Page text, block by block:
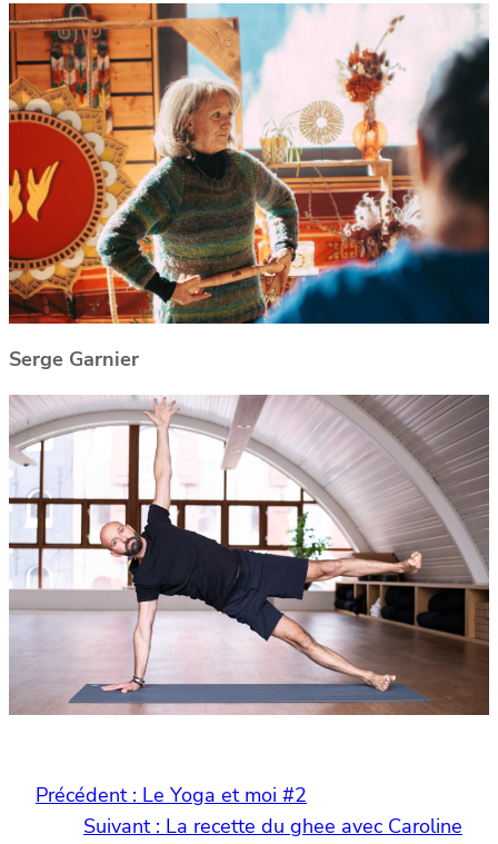
Serge Garnier
Précédent : Le Yoga et moi #2
Suivant : La recette du ghee avec Caroline